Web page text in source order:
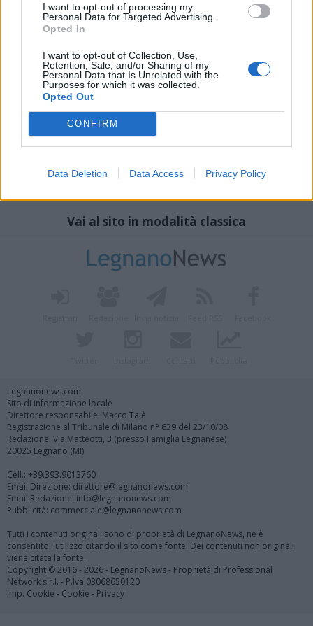
I want to opt-out of processing my
Personal Data for Targeted Advertising.
Opted In
I want to opt-out of Collection, Use,
Retention, Sale, and/or Sharing of my
Personal Data that Is Unrelated with the
Purposes for which it was collected.
Opted Out
CONFIRM
Data Deletion Data Access Privacy Policy
Vai al sito in modalità classica
Legnanonews.com
Sito di informazione locale
Direttore responsabile: Marco Tajè
Registrazione al Tribunale di Milano n° 639 del 23/10/08
Redazione: Via Matteotti, 3 (presso Famiglia Legnanese)
20025 Legnano (MI)
Cell.: +39.393.9013760
Email Direzione: direttore@legnanonews.com
Email Redazione: info@legnanonews.com
Pubblicità: commerciale@legnanonews.com
Tutti i contenuti originali sono di proprietà di LegnanoNews, ne è
consentito l'utilizzo citando il sito come fonte. Dei contenuti non originali
viene citata la fonte.
Copyright © 2016 - 2026 - LegnanoNews - Proprietà di Professional
Network s.r.l. - P.Iva 03068650120
Imp. Cookie - Cookie - Privacy